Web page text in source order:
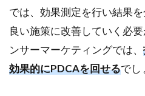
では、効果測定を行い結果
良い施策に改善していく必
ンサーマーケティングでは、
効果的にPDCAを回せるでし